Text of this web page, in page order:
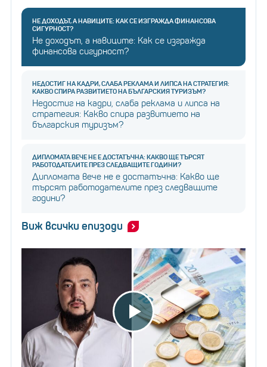
НЕ ДОХОДЪТ, А НАВИЦИТЕ: КАК СЕ ИЗГРАЖДА ФИНАНСОВА
СИГУРНОСТ?
Не доходът, а навиците: Как се изгражда
финансова сигурност?
НЕДОСТИГ НА КАДРИ, СЛАБА РЕКЛАМА И ЛИПСА НА СТРАТЕГИЯ:
КАКВО СПИРА РАЗВИТИЕТО НА БЪЛГАРСКИЯ ТУРИЗЪМ?
Недостиг на кадри, слаба реклама и липса на
стратегия: Какво спира развитието на
българския туризъм?
ДИПЛОМАТА ВЕЧЕ НЕ Е ДОСТАТЪЧНА: КАКВО ЩЕ ТЪРСЯТ
РАБОТОДАТЕЛИТЕ ПРЕЗ СЛЕДВАЩИТЕ ГОДИНИ?
Дипломата вече не е достатъчна: Какво ще
търсят работодателите през следващите
години?
Виж всички епизоди